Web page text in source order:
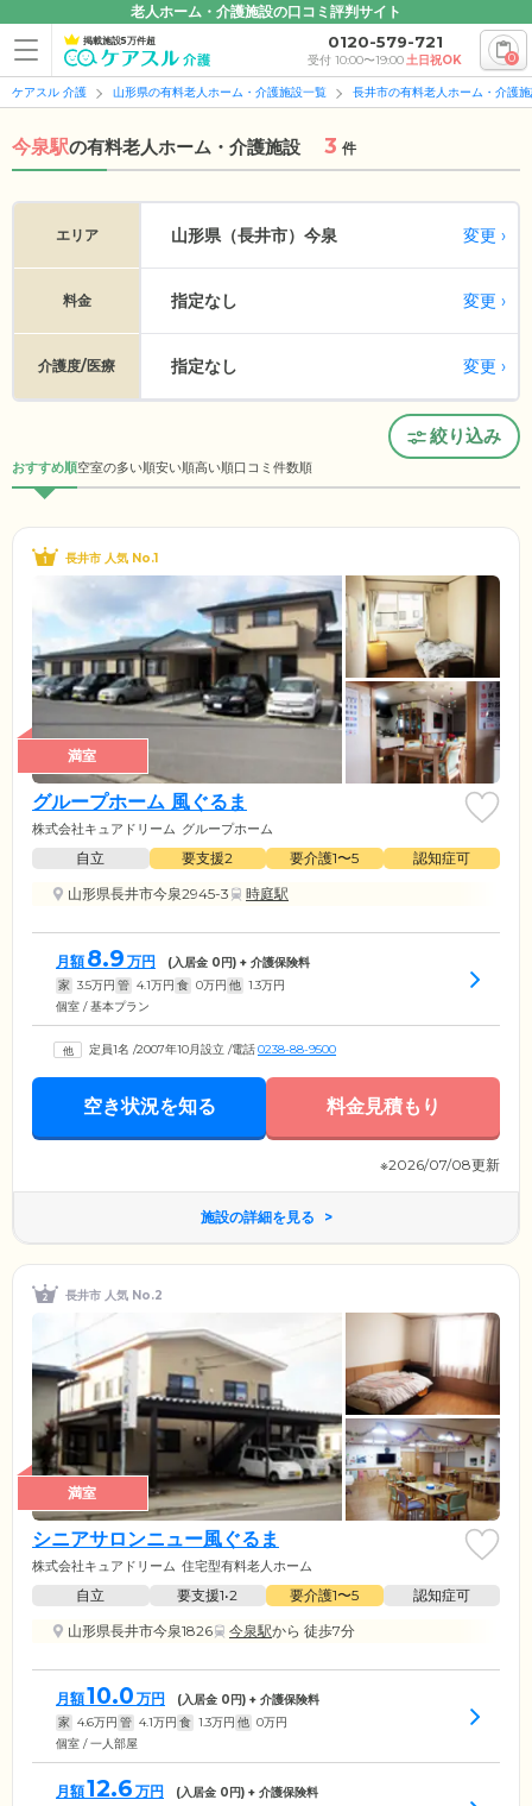
老人ホーム・介護施設の口コミ評判サイト
掲載施設5万件超 0120-579-721
受付 10:00〜19:00土日祝OK 0
ケアスル 介護 山形県の有料老人ホーム・介護施設一覧 長井市の有料老人ホーム・介護
今泉駅の有料老人ホーム・介護施設 3 件
エリア 山形県（長井市） 今泉 変更
料金 指定なし 変更
介護度/医療 指定なし 変更
絞り込み
おすすめ順空室の多い順安い順高い順口コミ件数順
長井市 人気 No.1
満室
グループホーム 風ぐるま
株式会社キュアドリーム グループホーム
自立 要支援2 要介護1〜5
認知症可
山形県長井市今泉2945-3
時庭駅
月額 8.9 万円 (入居金 0円) + 介護保険料
家 3.5万円 管 4.1万円 食 0万円 他 1.3万円
個室 / 基本プラン
定員1名 /2007年10月設立 /電話0238-88-9500
空き状況を知る 料金見積もり
※2026/07/08更新
施設の詳細を見る
長井市 人気 No.2
満室
シニアサロンニュー風ぐるま
株式会社キュアドリーム 住宅型有料老人ホーム
自立 要支援1•2 要介護1〜5
認知症可
山形県長井市今泉1826
今泉駅から 徒歩7分
月額10.0 万円 (入居金 0円) + 介護保険料
家 4.6万円 管 4.1万円 食 1.3万円 他 0万円
個室 / 一人部屋
月額12.6 万円 (入居金 0円) + 介護保険料